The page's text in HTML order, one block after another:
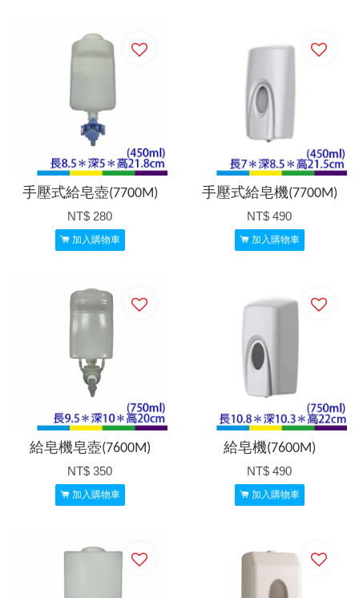
手壓式給皂壺(7700M)
NT$ 280
加入購物車
手壓式給皂機(7700M)
NT$ 490
加入購物車
給皂機皂壺(7600M)
NT$ 350
加入購物車
給皂機(7600M)
NT$ 490
加入購物車